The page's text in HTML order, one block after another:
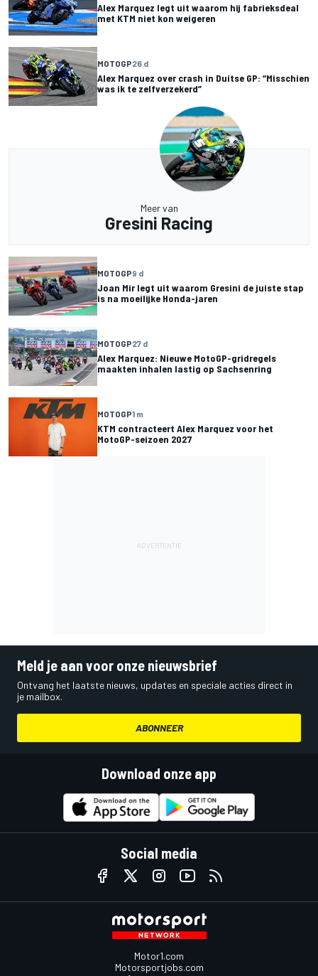
Alex Marquez legt uit waarom hij fabrieksdeal
met KTM niet kon weigeren
MOTOGP26 d
Alex Marquez over crash in Duitse GP: “Misschien
was ik te zelfverzekerd”
Meer van
Gresini Racing
MOTOGP9 d
Joan Mir legt uit waarom Gresini de juiste stap
is na moeilijke Honda-jaren
MOTOGP27 d
Alex Marquez: Nieuwe MotoGP-gridregels
maakten inhalen lastig op Sachsenring
MOTOGP1 m
KTM contracteert Alex Marquez voor het
MotoGP-seizoen 2027
Meld je aan voor onze nieuwsbrief
Ontvang het laatste nieuws, updates en speciale acties direct in
je mailbox.
ABONNEER
Download onze app
Social media
Motor1.com
Motorsportjobs.com